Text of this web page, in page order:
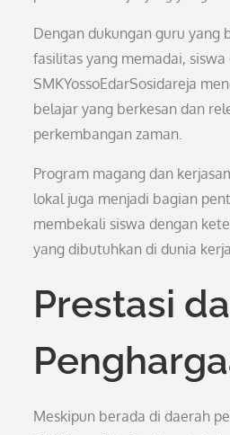
Dengan dukungan guru yang
fasilitas yang memadai, siswa
SMKYossoEdarSosidareja
belajar yang berkesan dan
perkembangan zaman.
Program magang dan
lokal juga menjadi bagian
membekali siswa dengan
yang dibutuhkan di dunia
Prestasi
Meskipun berada di daerah